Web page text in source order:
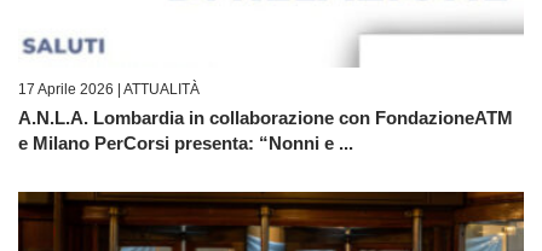
17 Aprile 2026 | ATTUALITÀ
A.N.L.A. Lombardia in collaborazione con FondazioneATM
e Milano PerCorsi presenta: “Nonni e ...